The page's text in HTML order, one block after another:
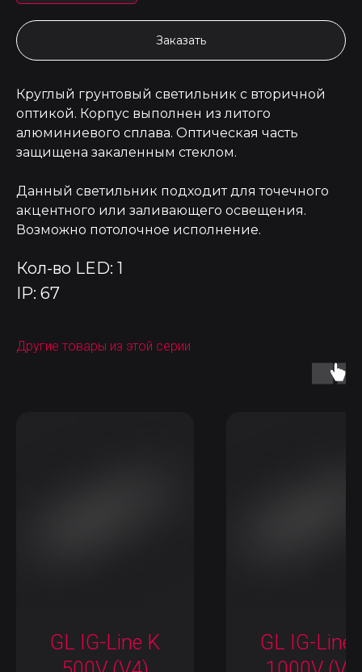
Заказать
Круглый грунтовый светильник с вторичной
оптикой. Корпус выполнен из литого
алюминиевого сплава. Оптическая часть
защищена закаленным стеклом.
Данный светильник подходит для точечного
акцентного или заливающего освещения.
Возможно потолочное исполнение.
Кол-во LED: 1
IP: 67
Другие товары из этой серии
GL IG-Line K
GL IG-Line